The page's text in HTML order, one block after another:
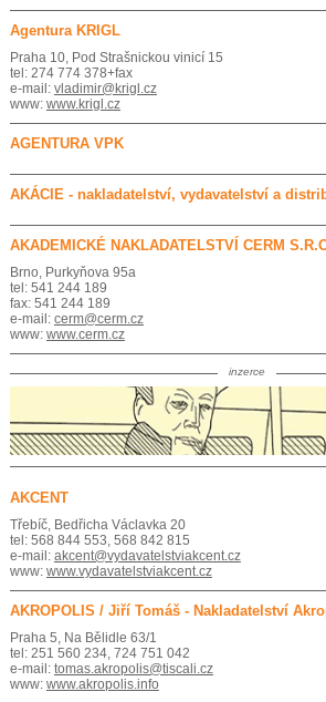
Agentura KRIGL
Praha 10, Pod Strašnickou vinicí 15
tel: 274 774 378+fax
e-mail: vladimir@krigl.cz
www: www.krigl.cz
AGENTURA VPK
AKÁCIE - nakladatelství, vydavatelství a
AKADEMICKÉ NAKLADATELSTVÍ CERM
Brno, Purkyňova 95a
tel: 541 244 189
fax: 541 244 189
e-mail: cerm@cerm.cz
www: www.cerm.cz
inzerce
AKCENT
Třebíč, Bedřicha Václavka 20
tel: 568 844 553, 568 842 815
e-mail: akcent@vydavatelstviakcent.cz
www: www.vydavatelstviakcent.cz
AKROPOLIS / Jiří Tomáš - Nakladatelství
Praha 5, Na Bělidle 63/1
tel: 251 560 234, 724 751 042
e-mail: tomas.akropolis@tiscali.cz
www: www.akropolis.info